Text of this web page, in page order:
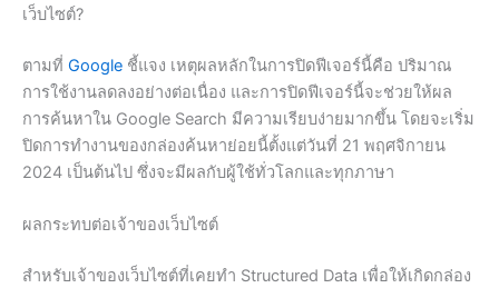
เว็บไซต์?
ตามที่ Google ชี้แจง เหตุผลหลักในการปิดฟีเจอร์นี้คือ ปริมาณ
การใช้งานลดลงอย่างต่อเนื่อง และการปิดฟีเจอร์นี้จะช่วยให้ผล
การค้นหาใน Google Search มีความเรียบง่ายมากขึ้น โดยจะเริ่ม
ปิดการทำงานของกล่องค้นหาย่อยนี้ตั้งแต่วันที่ 21 พฤศจิกายน
2024 เป็นต้นไป ซึ่งจะมีผลกับผู้ใช้ทั่วโลกและทุกภาษา
ผลกระทบต่อเจ้าของเว็บไซต์
สำหรับเจ้าของเว็บไซต์ที่เคยทำ Structured Data เพื่อให้เกิดกล่อง